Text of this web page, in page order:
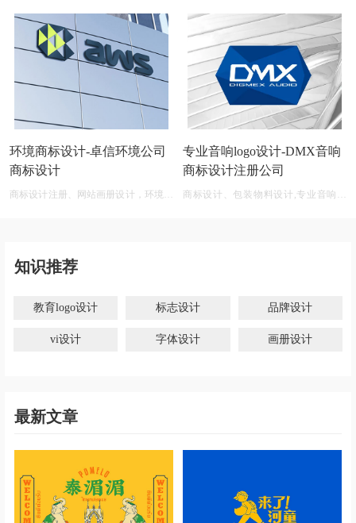
环境商标设计-卓信环境公司
商标设计
商标设计注册、网站画册设计，环境商
专业音响logo设计-DMX音响
商标设计注册公司
商标设计、包装物料设计,专业音响公
知识推荐
教育logo设计 标志设计 品牌设计
vi设计 字体设计 画册设计
最新文章